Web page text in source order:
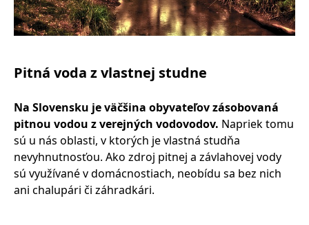
Pitná voda z vlastnej studne
Na Slovensku je väčšina obyvateľov zásobovaná
pitnou vodou z verejných vodovodov. Napriek tomu
sú u nás oblasti, v ktorých je vlastná studňa
nevyhnutnosťou. Ako zdroj pitnej a závlahovej vody
sú využívané v domácnostiach, neobídu sa bez nich
ani chalupári či záhradkári.